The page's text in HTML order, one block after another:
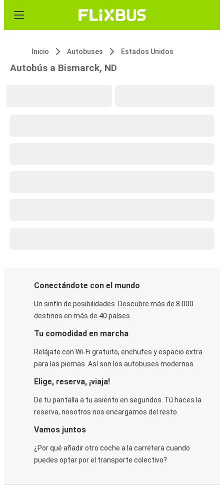
Inicio Autobuses Estados Unidos
Autobús a Bismarck, ND
Conectándote con el mundo
Un sinfín de posibilidades. Descubre más de 8.000
destinos en más de 40 países.
Tu comodidad en marcha
Relájate con Wi-Fi gratuito, enchufes y espacio extra
para las piernas. Así son los autobuses modernos.
Elige, reserva, ¡viaja!
De tu pantalla a tu asiento en segundos. Tú haces la
reserva, nosotros nos encargamos del resto.
Vamos juntos
¿Por qué añadir otro coche a la carretera cuando
puedes optar por el transporte colectivo?